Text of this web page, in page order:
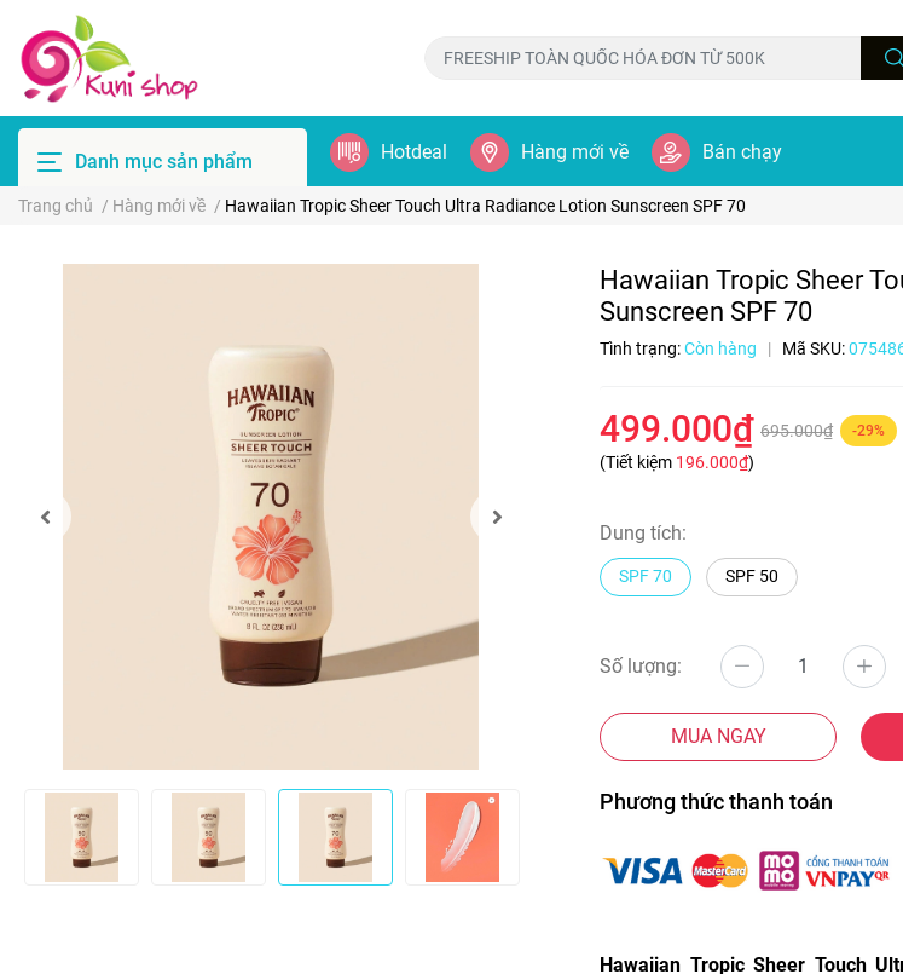
Danh mục sản phẩm Hotdeal Hàng mới về Bán chạy
Trang chủ / Hàng mới về / Hawaiian Tropic Sheer Touch Ultra Radiance Lotion Sunscreen SPF 70
Hawaiian Tropic Sheer
Sunscreen SPF 70
Tình trạng:Còn hàng | Mã SKU:
499.000₫ 695.000₫ -29%
(Tiết kiệm 196.000₫)
Dung tích:
SPF 70 SPF 50
Số lượng:
MUA NGAY
Phương thức thanh toán
Hawaiian Tropic Sheer Touch